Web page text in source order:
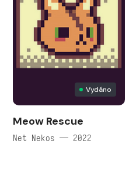
Vydáno
Meow Rescue
Net Nekos — 2022